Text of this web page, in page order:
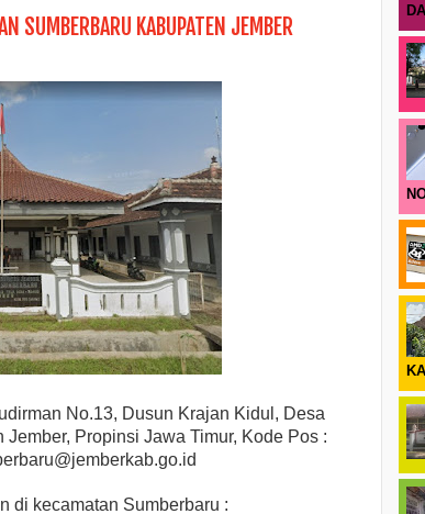
SUMBERBARU KABUPATEN JEMBER
No.13, Dusun Krajan Kidul, Desa
Propinsi Jawa Timur, Kode Pos :
@jemberkab.go.id
di kecamatan Sumberbaru :